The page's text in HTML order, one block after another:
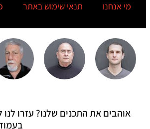
מי אנחנו תנאי שימוש באתר
אוהבים את התכנים שלנו? עזרו